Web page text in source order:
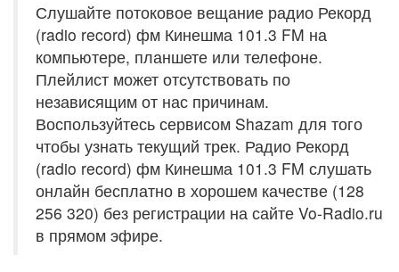
Слушайте потоковое вещание радио Рекорд
(radio record) фм Кинешма 101.3 FM на
компьютере, планшете или телефоне.
Плейлист может отсутствовать по
независящим от нас причинам.
Воспользуйтесь сервисом Shazam для того
чтобы узнать текущий трек. Радио Рекорд
(radio record) фм Кинешма 101.3 FM слушать
онлайн бесплатно в хорошем качестве (128
256 320) без регистрации на сайте Vo-Radio.ru
в прямом эфире.